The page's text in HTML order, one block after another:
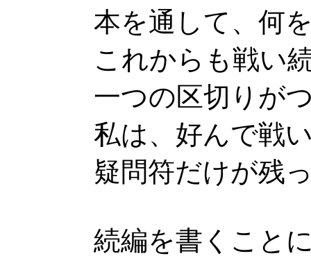
本を通して、何
これからも戦い
一つの区切りが
私は、好んで戦
疑問符だけが残
続編を書くこと